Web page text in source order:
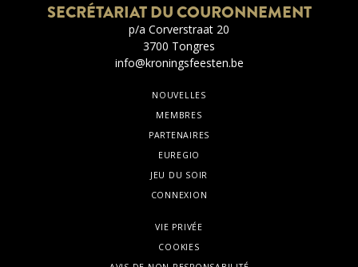
SECRÉTARIAT DU COURONNEMENT
p/a Corverstraat 20
3700 Tongres
info@kroningsfeesten.be
NOUVELLES
MEMBRES
PARTENAIRES
EUREGIO
JEU DU SOIR
CONNEXION
VIE PRIVÉE
COOKIES